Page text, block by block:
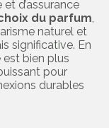
d’assurance
du parfum,
naturel et
significative. En
bien plus
pour
durables